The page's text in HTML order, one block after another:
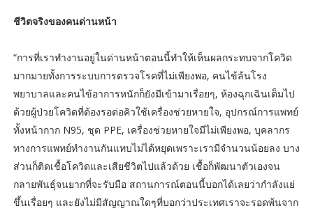
ชีวิตจริงของคนด่านหน้า
“การที่เราทำงานอยู่ในด่านหน้าตอนนี้ทำให้เห็นผลกระทบจากโควิด
มากมายทั้งการระบบการตรวจโรคที่ไม่เพียงพอ, คนไข้ล้นโรง
พยาบาลและคนไข้อาการหนักก็ยังมีเข้ามาเรื่อยๆ, ห้องฉุกเฉินเต็มไป
ด้วยผู้ป่วยโควิดที่ต้องรอต่อคิวใช้เครื่องช่วยหายใจ, อุปกรณ์การแพทย์
ทั้งหน้ากาก N95, ชุด PPE, เครื่องช่วยหายใจมีไม่เพียงพอ, บุคลากร
ทางการแพทย์ทำงานกันแทบไม่ได้หยุดเพราะเรามีจำนวนน้อยลง บาง
ส่วนก็ติดเชื้อโควิดและเสียชีวิตไปแล้วด้วย เชื้อก็พัฒนาตัวเองจน
กลายพันธุ์จนยากที่จะรับมือ สถานการณ์ตอนนี้บอกได้เลยว่ากำลังแย่
ขึ้นเรื่อยๆ และยังไม่มีสัญญาณใดๆที่บอกว่าประเทศเราจะรอดพ้นจาก